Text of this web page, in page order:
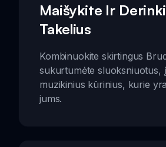
Maišykite Ir
Takelius
Kombinuokite skirtingus
sukurtumėte sluoksniuotus,
muzikinius kūrinius, kurie
jums.